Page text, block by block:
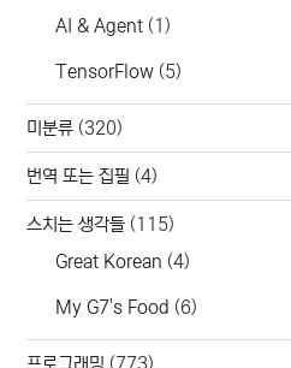
AI & Agent (1)
TensorFlow (5)
미분류 (320)
번역 또는 집필 (4)
스치는 생각들 (115)
Great Korean (4)
My G7's Food (6)
프로그래밍 (773)